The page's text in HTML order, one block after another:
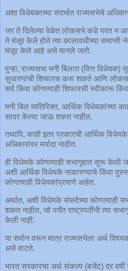
अशा विधेयकाच्या संदर्भात राज्यसभेचे
जर ते दिलेल्या वेळेत लोकसभे कडे परत न
ते मंजूर केले होते त्या कालावधीच्या समाप्ती
मंजूर केले आहे असे मानले जाते.
पुन्हा, राज्यसभा मनी बिलात (वित्त
सुधारणांची शिफारस करू शकते आणि
सर्व किंवा कोणत्याही शिफारसी स्वीकारू
मनी बिल व्यतिरिक्त, आर्थिक विधेयकांच्या
सादर केल्या जाऊ शकत नाहीत.
तथापि, काही इतर प्रकारची आर्थिक
अधिकारांवर मर्यादा नाहीत.
ही विधेयके कोणत्याही सभागृहात सुरू केली
अशी आर्थिक विधेयके नाकारण्याचे किंवा
कोणत्याही विधेयकांप्रमाणे आहेत.
अर्थात, अशी विधेयके संसदेच्या कोणत्याही
शकत नाहीत, जो पर्यंत राष्ट्रपतींनी त्या
केली नाही.
या सर्वान वरून मात्र राज्यसभेला अर्थ
असे वाटते.
भारत सरकारचा अर्थ संकल्प (बजेट) दर